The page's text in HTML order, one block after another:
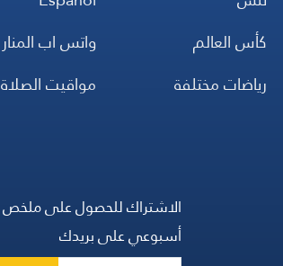
كأس العالم
رياضات مختلفة
واتس اب المنار
مواقيت الصلاة
الاشتراك للحصول على ملخص
أسبوعي على بريدك